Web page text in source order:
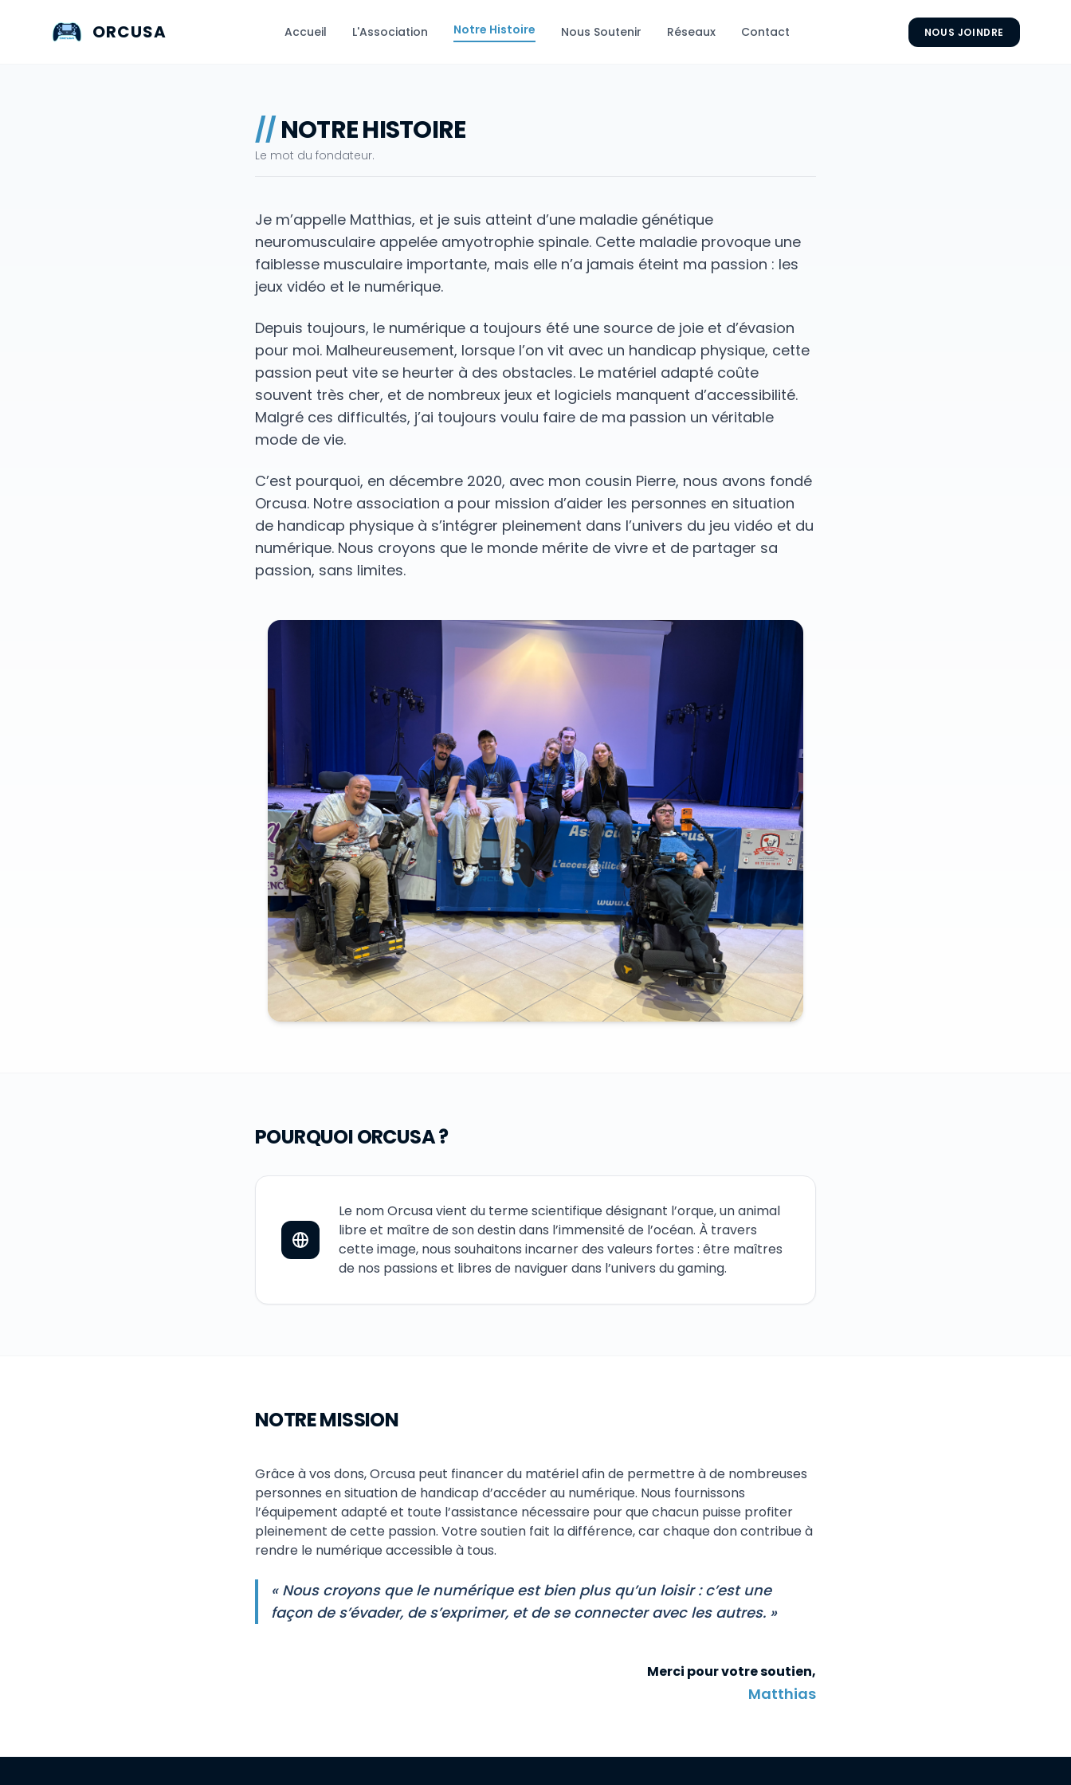
ORCUSA Accueil L'Association Notre Histoire Nous Soutenir Réseaux Contact NOUS JOINDRE
//NOTRE HISTOIRE
Le mot du fondateur.
Je m’appelle Matthias, et je suis atteint d’une maladie génétique
neuromusculaire appelée amyotrophie spinale. Cette maladie provoque une
faiblesse musculaire importante, mais elle n’a jamais éteint ma passion : les
jeux vidéo et le numérique.
Depuis toujours, le numérique a toujours été une source de joie et d’évasion
pour moi. Malheureusement, lorsque l’on vit avec un handicap physique, cette
passion peut vite se heurter à des obstacles. Le matériel adapté coûte
souvent très cher, et de nombreux jeux et logiciels manquent d’accessibilité.
Malgré ces difficultés, j’ai toujours voulu faire de ma passion un véritable
mode de vie.
C’est pourquoi, en décembre 2020, avec mon cousin Pierre, nous avons fondé
Orcusa. Notre association a pour mission d’aider les personnes en situation
de handicap physique à s’intégrer pleinement dans l’univers du jeu vidéo et du
numérique. Nous croyons que le monde mérite de vivre et de partager sa
passion, sans limites.
POURQUOI ORCUSA ?
Le nom Orcusa vient du terme scientifique désignant l’orque, un animal
libre et maître de son destin dans l’immensité de l’océan. À travers
cette image, nous souhaitons incarner des valeurs fortes : être maîtres
de nos passions et libres de naviguer dans l’univers du gaming.
NOTRE MISSION
Grâce à vos dons, Orcusa peut financer du matériel afin de permettre à de nombreuses
personnes en situation de handicap d’accéder au numérique. Nous fournissons
l’équipement adapté et toute l’assistance nécessaire pour que chacun puisse profiter
pleinement de cette passion. Votre soutien fait la différence, car chaque don contribue à
rendre le numérique accessible à tous.
« Nous croyons que le numérique est bien plus qu’un loisir : c’est une
façon de s’évader, de s’exprimer, et de se connecter avec les autres. »
Merci pour votre soutien,
Matthias